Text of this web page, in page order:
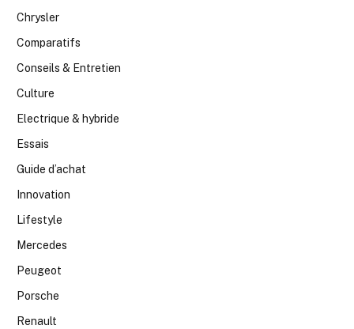
Chrysler
Comparatifs
Conseils & Entretien
Culture
Electrique & hybride
Essais
Guide d’achat
Innovation
Lifestyle
Mercedes
Peugeot
Porsche
Renault